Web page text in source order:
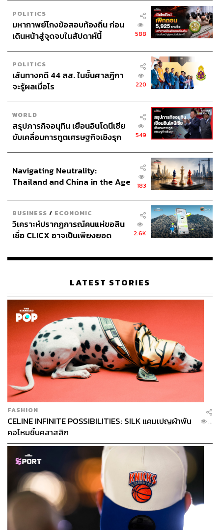
ฮูเลียน อัลวาเรซ ในการยืนกองหน้าตัวต่ำแทบไม่เป็น
ประโยชน์
เป๊ปเริ่มคุยกับตัวเอง หลังทีมทำอะไรไม่ได้เลย
และสุดท้ายคือฮาลันด์ที่แทบทำอะไรไม่ได้เลยในเกมนี้ และ
เป็นอีกหนึ่งนัดในระยะหลังที่เขาดูเป็นปัญหา หรืออาจจะบอก
ว่าเป็นโจทย์ที่เป๊ปยังหาทางแก้ไขสมการไม่ถูก
จุดหนึ่งที่น่าคิดคือเรื่องการปล่อย ชูเอา คันเซโล ฟูลแบ็กที่เป็น
หนึ่งในตัวทำเกมที่ดีที่สุดของแมนฯ ซิตี้ ออกไปให้บาเยิร์น มิ
วนิก ยืมใช้งานแบบไม่มีปี่ไม่มีขลุ่ยพร้อมออปชันในการซื้อ
ขาด จะเป็นหนึ่งในชนวนปัญหาหรือไม่? โดยเฉพาะในเรื่อง
‘บรรยากาศ’ ภายในทีมที่ดูแตกต่างไปจากเดิม
หากให้คิดแบบแย่ๆ ก็ชวนคิดว่านักเตะซิตี้อาจเริ่มไม่อยาก
เล่นเพื่อเป๊ปขึ้นมา เหมือนที่นักเตะลิเวอร์พูลเองไม่เล่นเพื่อ
คล็อปป์อีกต่อไป
ในอีกมุมเป๊ปอาจอยู่ระหว่างการทดลองระบบใหม่ อัปเดต
เฟิร์มแวร์ของแมนฯ ซิตี้ ให้เป็นเวอร์ชันใหม่ในระหว่างนี้ที่พอ
รู้แล้วว่าทีมจำเป็นต้องมีการเปลี่ยนแปลงอีกครั้งหลังจากที่นัก
เตะที่ใช้งานกันมาเริ่มโรยราขึ้นตามเวลา
ตลอดมากุนซืออัจฉริยะไม่เคยทำให้เราผิดหวัง ทุกครั้งที่มี
คำถามในเรื่องความสามารถของเขา แมนฯ ซิตี้ ก็จะกลับมา
ผงาดได้อย่างน่าเกรงขามเสมอ อีกทั้งฤดูกาลนี้ยังอีกยาวไกล
ยังมีเวลาที่พวกเขาจะโชว์ฝีเท้าและประสบการณ์ให้เห็น
POLITICS
มหากาพย์โกงข้อสอบท้องถิ่น ก่อน
เดินหน้าสู่จุดจบในสัปดาห์นี้
588
POLITICS
เส้นทางคดี 44 สส. ในชั้นศาลฎีกา
จะรู้ผลเมื่อไร
220
WORLD
สรุปภารกิจอนุทิน เยือนอินโดนีเซีย
ขับเคลื่อนการทูตเศรษฐกิจเชิงรุก
549
Navigating Neutrality:
Thailand and China in the Age
183
BUSINESS / ECONOMIC
วิเคราะห์ปรากฏการณ์คนแห่ขอสิน
เชื่อ CLICX อาจเป็นเพียงยอด
เรือนไทยที่ถูกซุกไว้
2.6K
LATEST STORIES
FASHION
CELINE INFINITE POSSIBILITIES: SILK แคมเปญผ้าพัน
คอไหมชิ้นคลาสสิก
...